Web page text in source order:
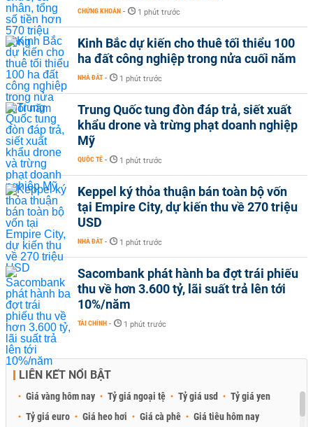
CHỨNG KHOÁN - 1 phút trước
Kinh Bắc dự kiến cho thuê tối thiểu 100
ha đất công nghiệp trong nửa cuối năm
NHÀ ĐẤT - 1 phút trước
Trung Quốc tung đòn đáp trả, siết xuất
khẩu drone và trừng phạt doanh nghiệp
Mỹ
QUỐC TẾ - 1 phút trước
Keppel ký thỏa thuận bán toàn bộ vốn
tại Empire City, dự kiến thu về 270 triệu
USD
NHÀ ĐẤT - 1 phút trước
Sacombank phát hành ba đợt trái phiếu
thu về hơn 3.600 tỷ, lãi suất trả lên tới
10%/năm
TÀI CHÍNH - 1 phút trước
LIÊN KẾT NỔI BẬT
Giá vàng hôm nay Tỷ giá ngoại tệ Tỷ giá usd
Tỷ giá yen
Tỷ giá euro
Giá heo hơi Giá cà phê Giá tiêu hôm nay